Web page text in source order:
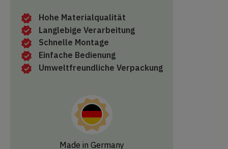
Hohe Materialqualität
Langlebige Verarbeitung
Schnelle Montage
Einfache Bedienung
Umweltfreundliche Verpackung
Made in Germany